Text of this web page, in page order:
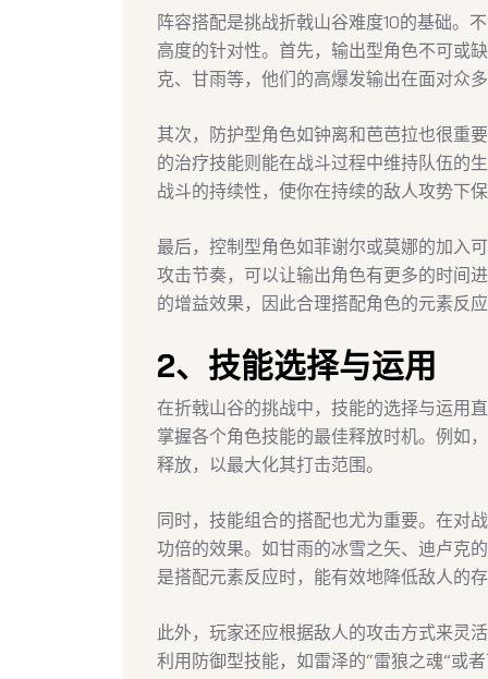
阵容搭配是挑战折戟山谷难度10的基础。
高度的针对性。首先，输出型角色不可或
克、甘雨等，他们的高爆发输出在面对众
其次，防护型角色如钟离和芭芭拉也很重
的治疗技能则能在战斗过程中维持队伍的
战斗的持续性，使你在持续的敌人攻势下
最后，控制型角色如菲谢尔或莫娜的加入
攻击节奏，可以让输出角色有更多的时间
的增益效果，因此合理搭配角色的元素反
2、技能选择与运用
在折戟山谷的挑战中，技能的选择与运用
掌握各个角色技能的最佳释放时机。例如
释放，以最大化其打击范围。
同时，技能组合的搭配也尤为重要。在对
功倍的效果。如甘雨的冰雪之矢、迪卢克
是搭配元素反应时，能有效地降低敌人的
此外，玩家还应根据敌人的攻击方式来灵
利用防御型技能，如雷泽的“雷狼之魂”或